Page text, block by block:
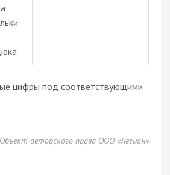
цифры под соответствующими
Объект авторского права ООО «Легион»